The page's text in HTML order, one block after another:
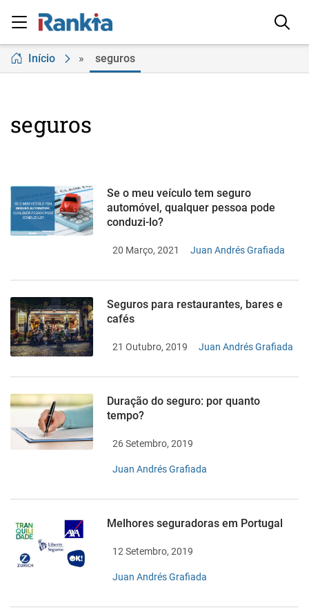
Início » seguros
seguros
Se o meu veículo tem seguro
automóvel, qualquer pessoa pode
conduzi-lo?
20 Março, 2021 Juan Andrés Grafiada
Seguros para restaurantes, bares e
cafés
21 Outubro, 2019 Juan Andrés Grafiada
Duração do seguro: por quanto
tempo?
26 Setembro, 2019
Juan Andrés Grafiada
Melhores seguradoras em Portugal
12 Setembro, 2019
Juan Andrés Grafiada